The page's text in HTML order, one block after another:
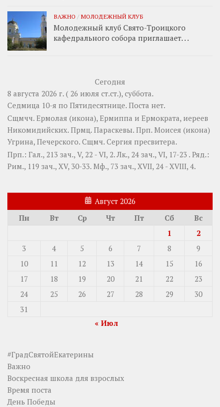
ВАЖНО / МОЛОДЕЖНЫЙ КЛУБ
Молодежный клуб Свято-Троицкого
кафедрального собора приглашает. . .
Сегодня
8 августа 2026 г. ( 26 июля ст.ст.), суббота.
Седмица 10-я по Пятидесятнице. Поста нет.
Сщмчч. Ермолая (икона), Ермиппа и Ермократа, иереев
Никомидийских. Прмц. Параскевы. Прп. Моисея (икона)
Угрина, Печерского. Сщмч. Сергия пресвитера.
Прп.: Гал., 213 зач., V, 22 - VI, 2. Лк., 24 зач., VI, 17-23 . Ряд.:
Рим., 119 зач., XV, 30-33. Мф., 73 зач., XVII, 24 - XVIII, 4.
Август 2026
Пн
Вт Ср Чт Пт Сб
Вс
1
2
3
4 5 6 7 8
9
10
11 12 13 14 15
16
17
18 19 20 21 22
23
24
25 26 27 28 29
30
31
« Июл
#ГрадСвятойЕкатерины
Важно
Воскресная школа для взрослых
Время поста
День Победы